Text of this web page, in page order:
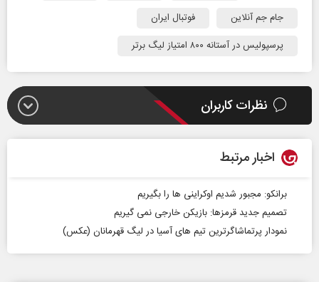
جام جم آنلاین
فوتبال ایران
پرسپولیس در آستانه ۸۰۰ امتیاز لیگ برتر
نظرات کاربران
اخبار مرتبط
برانکو: مجبور شدیم اوکراینی ها را بگیریم
تصمیم جدید قرمزها: بازیکن خارجی نمی گیریم
نمودار پرتماشاگرترین تیم های آسیا در لیگ قهرمانان (عکس)